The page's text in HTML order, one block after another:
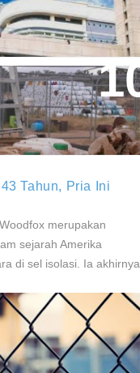
BJB Sebagai
Sebabkan
Kanker
Tahun, Pria Ini
merupakan
sejarah Amerika
di sel isolasi. Ia akhirnya